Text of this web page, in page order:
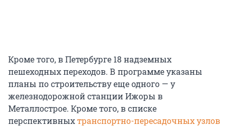
Кроме того, в Петербурге 18 надземных
пешеходных переходов. В программе указаны
планы по строительству еще одного — у
железнодорожной станции Ижоры в
Металлострое. Кроме того, в списке
перспективныхтранспортно-пересадочных узлов